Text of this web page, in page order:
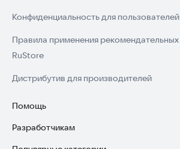
Конфиденциальность для пользователей
Правила применения рекомендательных
RuStore
Дистрибутив для производителей
Помощь
Установка RuStore на TV
Разработчикам